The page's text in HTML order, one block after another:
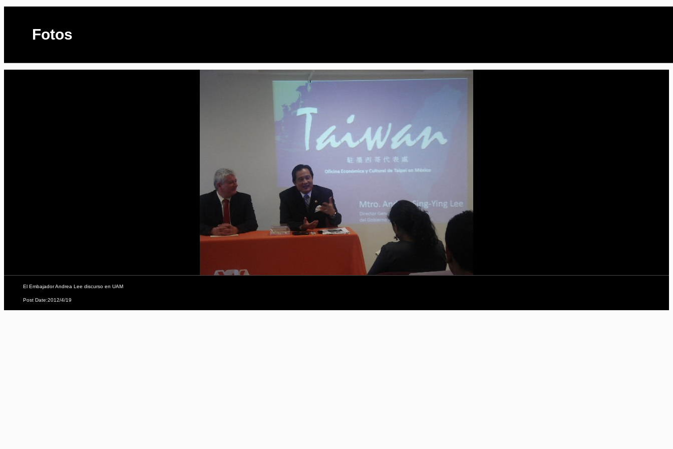
Fotos
El Embajador Andrea Lee discurso en UAM
Post Date:2012/4/19